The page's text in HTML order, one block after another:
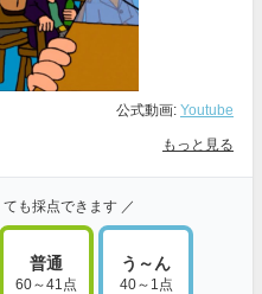
公式動画: Youtube
もっと見る
も採点できます ／
普通
60～41点
う～ん
40～1点